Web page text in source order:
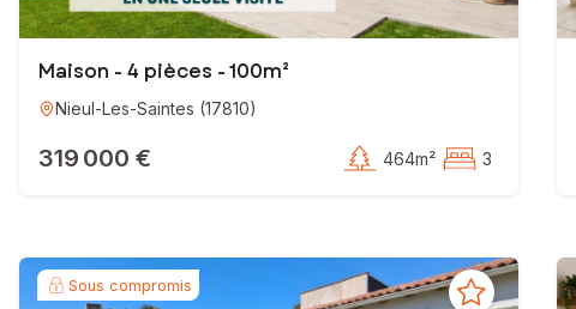
Maison - 4 pièces - 100m²
Nieul-Les-Saintes (17810)
319 000 € 464m² 3
Sous compromis